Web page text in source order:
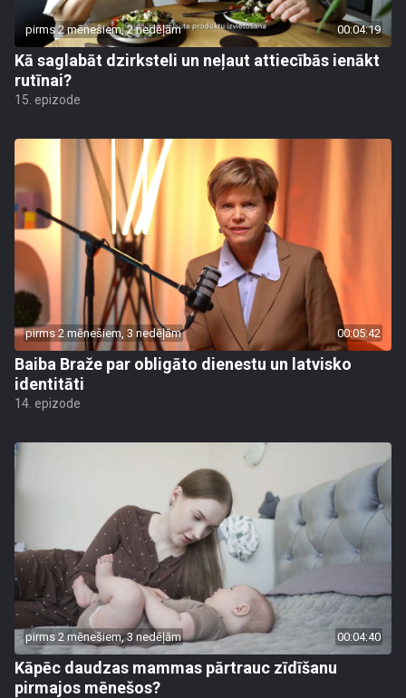
pirms 2 mēnešiem, 2 nedēļām 00:04:19
Kā saglabāt dzirksteli un neļaut attiecībās ienākt
rutīnai?
15. epizode
pirms 2 mēnešiem, 3 nedēļām 00:05:42
Baiba Braže par obligāto dienestu un latvisko
identitāti
14. epizode
pirms 2 mēnešiem, 3 nedēļām 00:04:40
Kāpēc daudzas mammas pārtrauc zīdīšanu
pirmajos mēnešos?